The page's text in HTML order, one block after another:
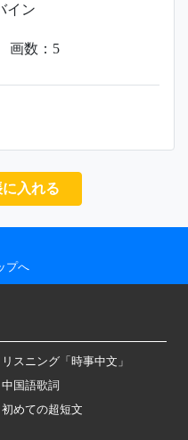
イン
画数： 5
入れる
プへ
リスニング「時事中文」
中国語歌詞
初めての超短文